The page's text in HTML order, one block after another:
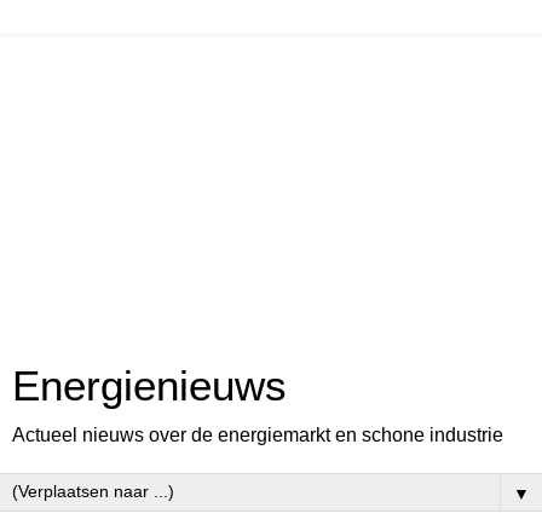
Energienieuws
Actueel nieuws over de energiemarkt en schone industrie
▼